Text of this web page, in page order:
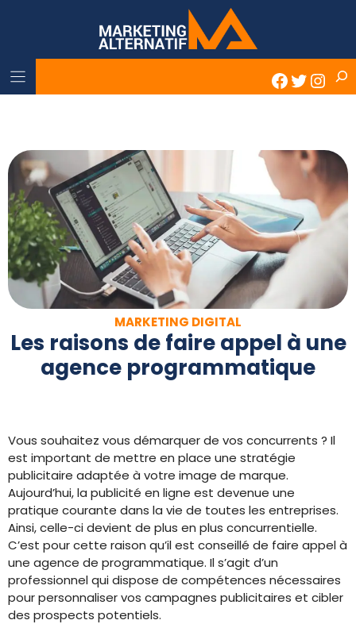
Twitter
MARKETING DIGITAL
Les raisons de faire appel à une
agence programmatique
Vous souhaitez vous démarquer de vos concurrents ? Il
est important de mettre en place une stratégie
publicitaire adaptée à votre image de marque.
Aujourd’hui, la publicité en ligne est devenue une
pratique courante dans la vie de toutes les entreprises.
Ainsi, celle-ci devient de plus en plus concurrentielle.
C’est pour cette raison qu’il est conseillé de faire appel à
une agence de programmatique. Il s’agit d’un
professionnel qui dispose de compétences nécessaires
pour personnaliser vos campagnes publicitaires et cibler
des prospects potentiels.